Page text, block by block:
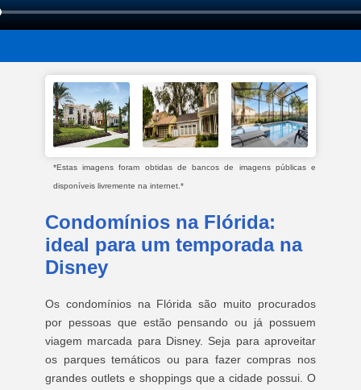
*Estas imagens foram obtidas de bancos de imagens públicas e
disponíveis livremente na internet.*
Condomínios na Flórida:
ideal para um temporada na
Disney
Os condomínios na Flórida são muito procurados
por pessoas que estão pensando ou já possuem
viagem marcada para Disney. Seja para aproveitar
os parques temáticos ou para fazer compras nos
grandes outlets e shoppings que a cidade possui. O